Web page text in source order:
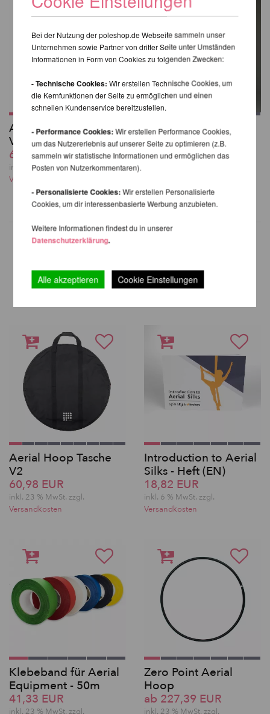
Aerial Hoop Tasche
V2
60,98 EUR
inkl. 23 % MwSt. zzgl.
Versandkosten
Sling Leggings
40,31 EUR
inkl. 23 % MwSt. zzgl.
WEITERE PRODUKTE
DERSELBEN MARKE
Aerial Hoop Tasche
V2
60,98 EUR
inkl. 23 % MwSt. zzgl.
Versandkosten
Introduction to Aerial
Silks - Heft (EN)
18,82 EUR
inkl. 6 % MwSt. zzgl.
Versandkosten
Klebeband für Aerial
Equipment - 50m
41,33 EUR
inkl. 23 % MwSt. zzgl.
Zero Point Aerial
Hoop
ab 227,39 EUR
inkl. 23 % MwSt. zzgl.
Bei der Nutzung der poleshop.de Webseite sammeln unser
Unternehmen sowie Partner von dritter Seite unter Umständen
Informationen in Form von Cookies zu folgenden Zwecken:
- Technische Cookies: Wir erstellen Technische Cookies, um
die Kernfunktionen der Seite zu ermöglichen und einen
schnellen Kundenservice bereitzustellen.
- Performance Cookies:Wir erstellen Performance Cookies,
um das Nutzererlebnis auf unserer Seite zu optimieren (z.B.
sammeln wir statistische Informationen und ermöglichen das
Posten von Nutzerkommentaren).
- Personalisierte Cookies:Wir erstellen Personalisierte
Cookies, um dir interessenbasierte Werbung anzubieten.
Weitere Informationen findest du in unserer
Datenschutzerklärung.
Alle akzeptieren Cookie Einstellungen